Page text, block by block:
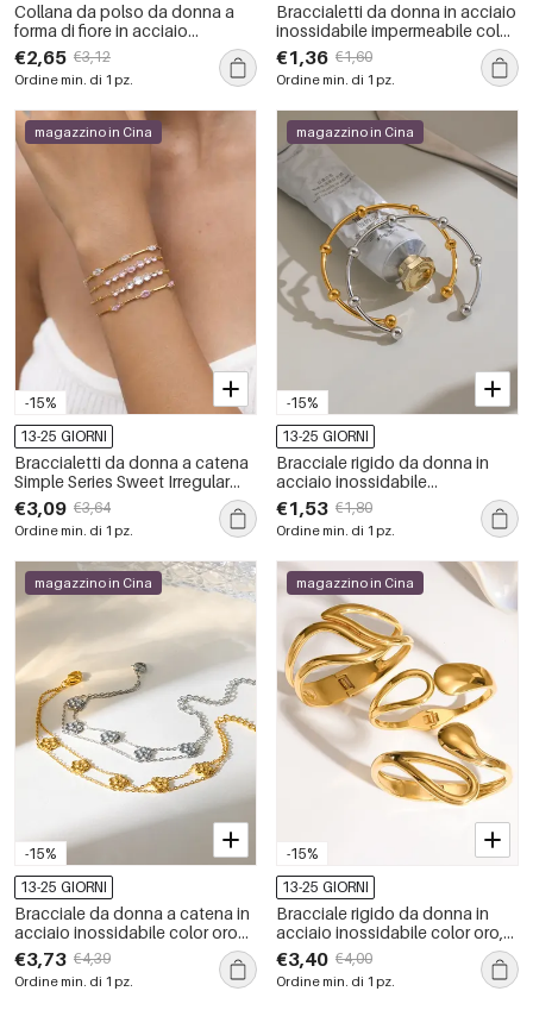
Collana da polso da donna a
forma di fiore in acciaio
inossidabile, impermeabile,
color oro, con zirconi.
€2,65 €3,12
Ordine min. di 1 pz.
Braccialetti da donna in acciaio
inossidabile impermeabile color
oro con perline
€1,36 €1,60
Ordine min. di 1 pz.
-15%
magazzino in Cina
13-25 GIORNI
Braccialetti da donna a catena
Simple Series Sweet Irregular
Shape Chain in acciaio
inossidabile impermeabile color
oro con zirconi
€3,09 €3,64
Ordine min. di 1 pz.
-15%
magazzino in Cina
13-25 GIORNI
Bracciale rigido da donna in
acciaio inossidabile
impermeabile color oro
€1,53 €1,80
Ordine min. di 1 pz.
-15%
magazzino in Cina
13-25 GIORNI
Bracciale da donna a catena in
acciaio inossidabile color oro
impermeabile con motivo
floreale
€3,73 €4,39
Ordine min. di 1 pz.
-15%
magazzino in Cina
13-25 GIORNI
Bracciale rigido da donna in
acciaio inossidabile color oro,
dalla forma geometrica
semplice e impermeabile.
€3,40 €4,00
Ordine min. di 1 pz.